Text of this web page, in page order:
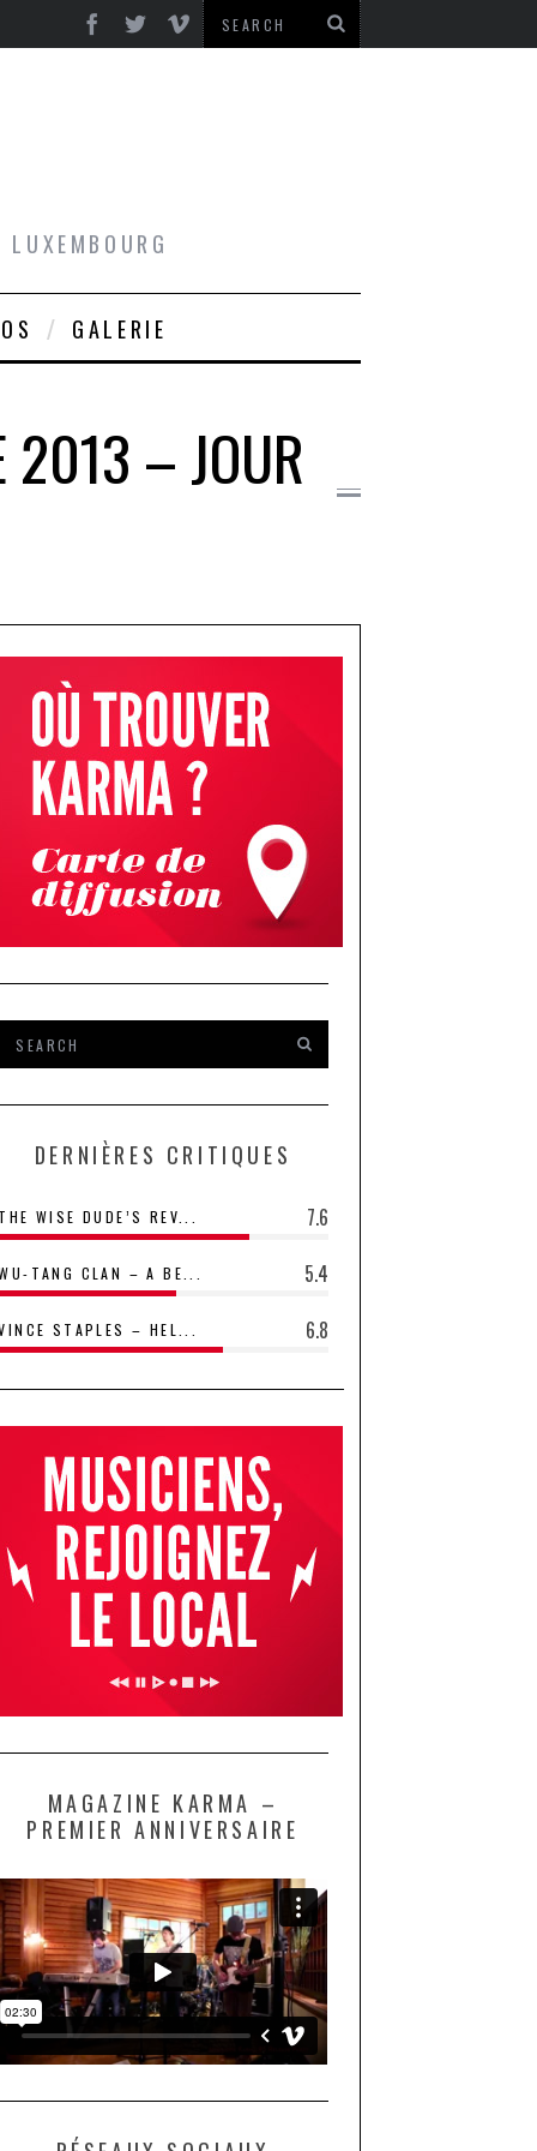
GALERIE
2013 – JOUR
DERNIÈRES CRITIQUES
7.6
THE WISE DUDE’S REV...
5.4
TANG CLAN – A BE...
6.8
STAPLES – HEL...
MAGAZINE KARMA –
PREMIER ANNIVERSAIRE